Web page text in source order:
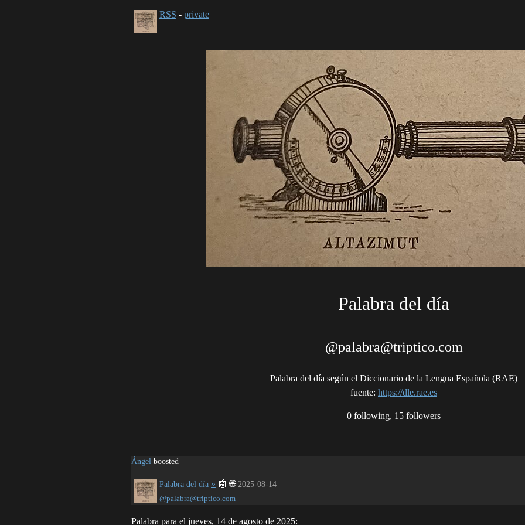
RSS - private
Palabra del día
@palabra@triptico.com
Palabra del día según el Diccionario de la Lengua Española (RAE)
fuente: https://dle.rae.es
0 following, 15 followers
Ángel boosted
Palabra del día » 🤖 🌐 2025-08-14
@palabra@triptico.com
Palabra para el jueves, 14 de agosto de 2025: